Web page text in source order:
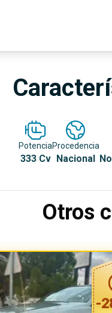
Potencia
333 Cv
Procedencia
Nacional
Otros
-